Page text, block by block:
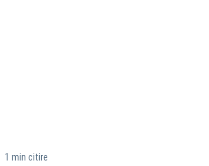
1 min citire